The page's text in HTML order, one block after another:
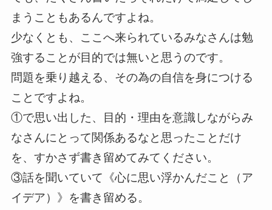
まうこともあるんですよね。
少なくとも、ここへ来られているみなさんは勉
強することが目的では無いと思うのです。
問題を乗り越える、その為の自信を身につける
ことですよね。
①で思い出した、目的・理由を意識しながらみ
なさんにとって関係あるなと思ったことだけ
を、すかさず書き留めてみてください。
③話を聞いていて《心に思い浮かんだこと（ア
イデア）》を書き留める。